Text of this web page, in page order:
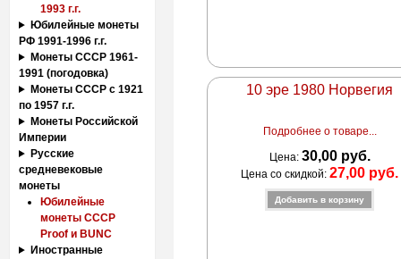
1993 г.г.
Юбилейные монеты
РФ 1991-1996 г.г.
Монеты СССР 1961-
1991 (погодовка)
Монеты СССР с 1921
по 1957 г.г.
Монеты Российской
Империи
Русские
средневековые
монеты
Юбилейные
монеты СССР
Proof и BUNC
Иностранные
10 эре 1980 Норвегия
Подробнее о товаре...
Цена: 30,00 руб.
Цена со скидкой:27,00 руб.